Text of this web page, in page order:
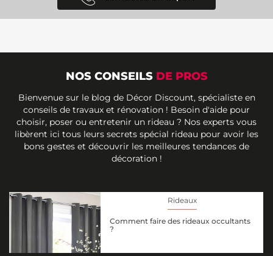
NOS CONSEILS DE PROS
Bienvenue sur le blog de Décor Discount, spécialiste en
conseils de travaux et rénovation ! Besoin d'aide pour
choisir, poser ou entretenir un rideau ? Nos experts vous
libèrent ici tous leurs secrets spécial rideau pour avoir les
bons gestes et découvrir les meilleures tendances de
décoration !
Rideaux
Comment faire des rideaux occultants
?